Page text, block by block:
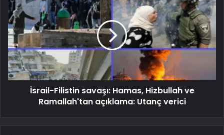
İsrail-Filistin savaşı: Hamas, Hizbullah ve
Ramallah'tan açıklama: Utanç verici